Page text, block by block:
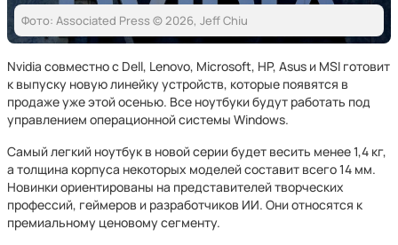
Фото: Associated Press © 2026, Jeff Chiu
Nvidia совместно с Dell, Lenovo, Microsoft, HP, Asus и MSI готовит
к выпуску новую линейку устройств, которые появятся в
продаже уже этой осенью. Все ноутбуки будут работать под
управлением операционной системы Windows.
Самый легкий ноутбук в новой серии будет весить менее 1,4 кг,
а толщина корпуса некоторых моделей составит всего 14 мм.
Новинки ориентированы на представителей творческих
профессий, геймеров и разработчиков ИИ. Они относятся к
премиальному ценовому сегменту.